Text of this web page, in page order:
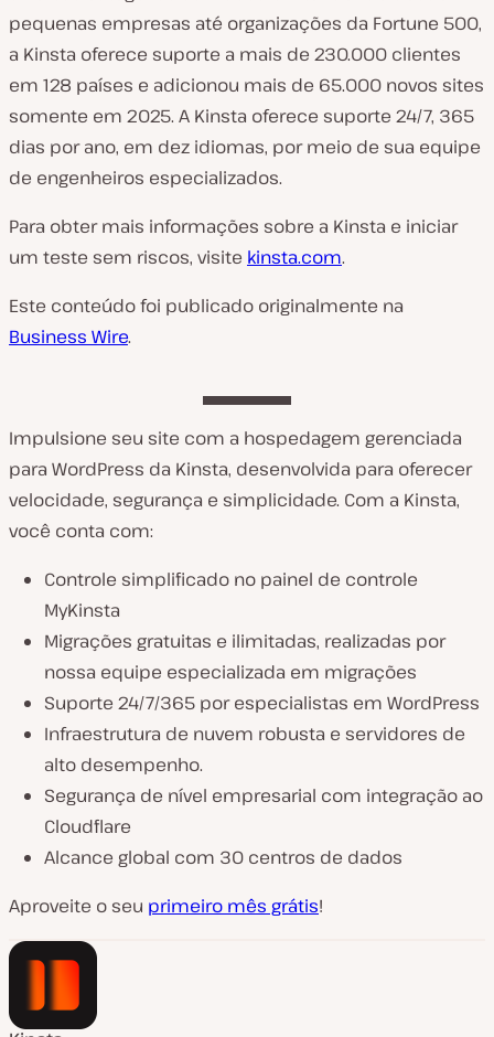
pequenas empresas até organizações da Fortune 500,
a Kinsta oferece suporte a mais de 230.000 clientes
em 128 países e adicionou mais de 65.000 novos sites
somente em 2025. A Kinsta oferece suporte 24/7, 365
dias por ano, em dez idiomas, por meio de sua equipe
de engenheiros especializados.
Para obter mais informações sobre a Kinsta e iniciar
um teste sem riscos, visite kinsta.com.
Este conteúdo foi publicado originalmente na
Business Wire.
Impulsione seu site com a hospedagem gerenciada
para WordPress da Kinsta, desenvolvida para oferecer
velocidade, segurança e simplicidade. Com a Kinsta,
você conta com:
Controle simplificado no painel de controle
MyKinsta
Migrações gratuitas e ilimitadas, realizadas por
nossa equipe especializada em migrações
Suporte 24/7/365 por especialistas em WordPress
Infraestrutura de nuvem robusta e servidores de
alto desempenho.
Segurança de nível empresarial com integração ao
Cloudflare
Alcance global com 30 centros de dados
Aproveite o seu primeiro mês grátis!